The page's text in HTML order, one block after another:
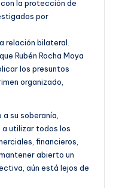
la protección de
por
relación bilateral.
Rubén Rocha Moya
los presuntos
organizado,
su soberanía,
utilizar todos los
financieros,
abierto un
aún está lejos de